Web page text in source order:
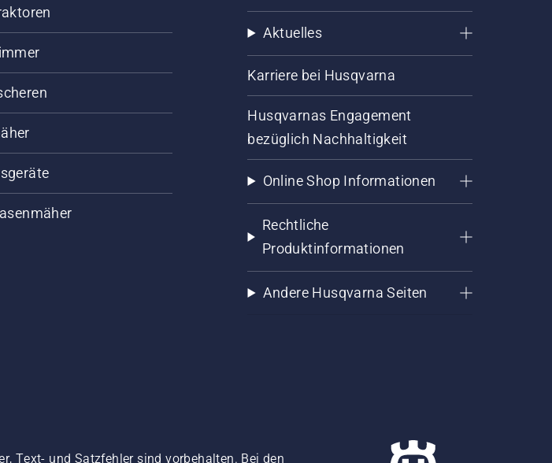
Aktuelles
Karriere bei Husqvarna
Husqvarnas Engagement
bezüglich Nachhaltigkeit
Online Shop Informationen
Rechtliche
Produktinformationen
Andere Husqvarna Seiten
Text- und Satzfehler sind vorbehalten. Bei den